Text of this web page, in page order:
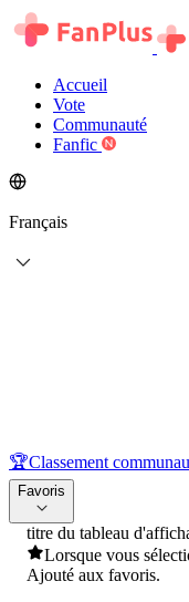
Accueil
Vote
Communauté
Fanfic
Français
🏆Classement
Favoris
titre du tableau
Lorsque vous
Ajouté aux favoris.